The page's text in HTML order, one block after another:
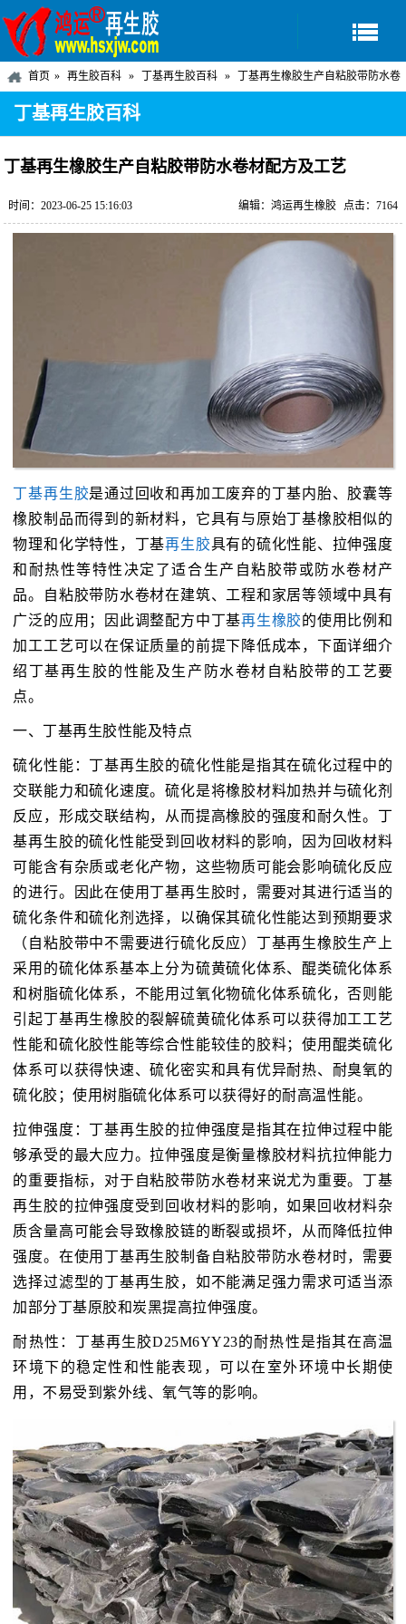
首页 再生胶百科 丁基再生胶百科 丁基再生橡胶生产自粘胶带防水卷
材配方及工艺
丁基再生胶百科
丁基再生橡胶生产自粘胶带防水卷材配方及工艺
时间：2023-06-25 15:16:03 点击：7164
编辑：鸿运再生橡胶
丁基再生胶是通过回收和再加工废弃的丁基内胎、胶囊等
橡胶制品而得到的新材料，它具有与原始丁基橡胶相似的
物理和化学特性，丁基再生胶具有的硫化性能、拉伸强度
和耐热性等特性决定了适合生产自粘胶带或防水卷材产
品。自粘胶带防水卷材在建筑、工程和家居等领域中具有
广泛的应用；因此调整配方中丁基再生橡胶的使用比例和
加工工艺可以在保证质量的前提下降低成本，下面详细介
绍丁基再生胶的性能及生产防水卷材自粘胶带的工艺要
点。
一、丁基再生胶性能及特点
硫化性能：丁基再生胶的硫化性能是指其在硫化过程中的
交联能力和硫化速度。硫化是将橡胶材料加热并与硫化剂
反应，形成交联结构，从而提高橡胶的强度和耐久性。丁
基再生胶的硫化性能受到回收材料的影响，因为回收材料
可能含有杂质或老化产物，这些物质可能会影响硫化反应
的进行。因此在使用丁基再生胶时，需要对其进行适当的
硫化条件和硫化剂选择，以确保其硫化性能达到预期要求
（自粘胶带中不需要进行硫化反应）丁基再生橡胶生产上
采用的硫化体系基本上分为硫黄硫化体系、醌类硫化体系
和树脂硫化体系，不能用过氧化物硫化体系硫化，否则能
引起丁基再生橡胶的裂解硫黄硫化体系可以获得加工工艺
性能和硫化胶性能等综合性能较佳的胶料；使用醌类硫化
体系可以获得快速、硫化密实和具有优异耐热、耐臭氧的
硫化胶；使用树脂硫化体系可以获得好的耐高温性能。
拉伸强度：丁基再生胶的拉伸强度是指其在拉伸过程中能
够承受的最大应力。拉伸强度是衡量橡胶材料抗拉伸能力
的重要指标，对于自粘胶带防水卷材来说尤为重要。丁基
再生胶的拉伸强度受到回收材料的影响，如果回收材料杂
质含量高可能会导致橡胶链的断裂或损坏，从而降低拉伸
强度。在使用丁基再生胶制备自粘胶带防水卷材时，需要
选择过滤型的丁基再生胶，如不能满足强力需求可适当添
加部分丁基原胶和炭黑提高拉伸强度。
耐热性：丁基再生胶D25M6YY23的耐热性是指其在高温
环境下的稳定性和性能表现，可以在室外环境中长期使
用，不易受到紫外线、氧气等的影响。